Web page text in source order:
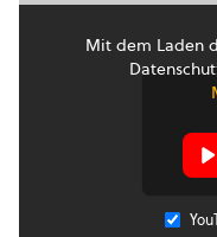
Mit dem Laden